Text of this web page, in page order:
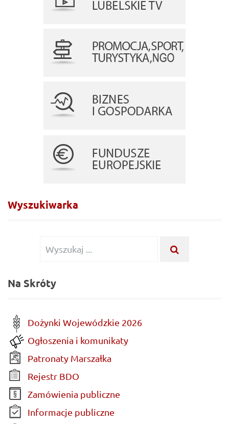
Wyszukiwarka
Wyszukiwanie
Na Skróty
Dożynki Wojewódzkie 2026
Ogłoszenia i komunikaty
Patronaty Marszałka
Rejestr BDO
Zamówienia publiczne
Informacje publiczne